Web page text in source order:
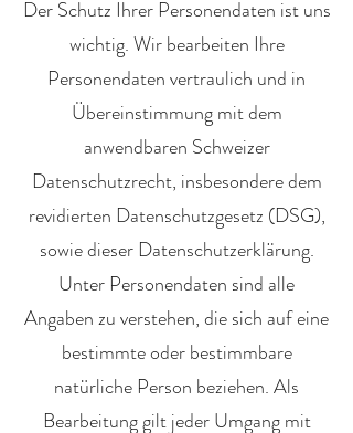
Der Schutz Ihrer Personendaten ist uns
wichtig. Wir bearbeiten Ihre
Personendaten vertraulich und in
Übereinstimmung mit dem
anwendbaren Schweizer
Datenschutzrecht, insbesondere dem
revidierten Datenschutzgesetz (DSG),
sowie dieser Datenschutzerklärung.
Unter Personendaten sind alle
Angaben zu verstehen, die sich auf eine
bestimmte oder bestimmbare
natürliche Person beziehen. Als
Bearbeitung gilt jeder Umgang mit